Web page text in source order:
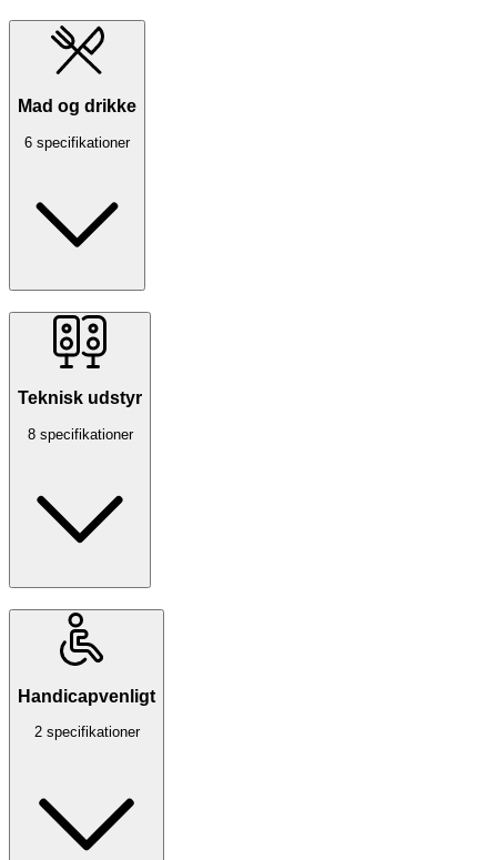
Mad og drikke
6 specifikationer
Teknisk udstyr
8 specifikationer
Handicapvenligt
2 specifikationer